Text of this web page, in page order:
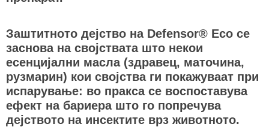
Заштитното дејство на Defensor® Eco се
заснова на својствата што некои
есенцијални масла (здравец, маточина,
рузмарин) кои својства ги покажуваат при
испарување: во пракса се воспоставува
ефект на бариера што го попречува
дејството на инсектите врз животното.